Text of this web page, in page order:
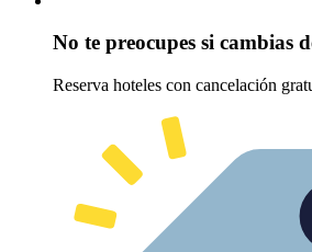
No te preocupes si cambias
Reserva hoteles con cancelación